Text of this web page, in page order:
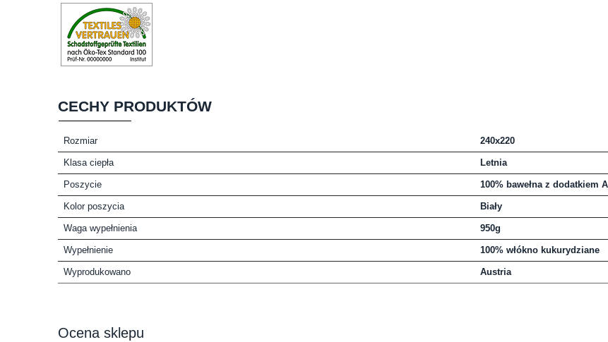
CECHY PRODUKTÓW
Rozmiar 240x220
Klasa ciepła Letnia
Poszycie 100% bawełna z dodatkiem
Kolor poszycia Biały
Waga wypełnienia 950g
Wypełnienie 100% włókno kukurydziane
Wyprodukowano Austria
Ocena sklepu